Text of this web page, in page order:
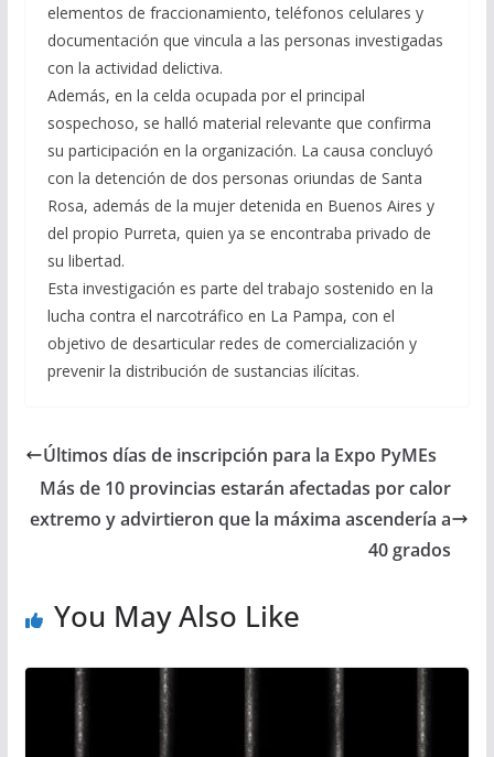
elementos de fraccionamiento, teléfonos celulares y
documentación que vincula a las personas investigadas
con la actividad delictiva.
Además, en la celda ocupada por el principal
sospechoso, se halló material relevante que confirma
su participación en la organización. La causa concluyó
con la detención de dos personas oriundas de Santa
Rosa, además de la mujer detenida en Buenos Aires y
del propio Purreta, quien ya se encontraba privado de
su libertad.
Esta investigación es parte del trabajo sostenido en la
lucha contra el narcotráfico en La Pampa, con el
objetivo de desarticular redes de comercialización y
prevenir la distribución de sustancias ilícitas.
Últimos días de inscripción para la Expo PyMEs
Más de 10 provincias estarán afectadas por calor
extremo y advirtieron que la máxima ascendería a
40 grados
You May Also Like